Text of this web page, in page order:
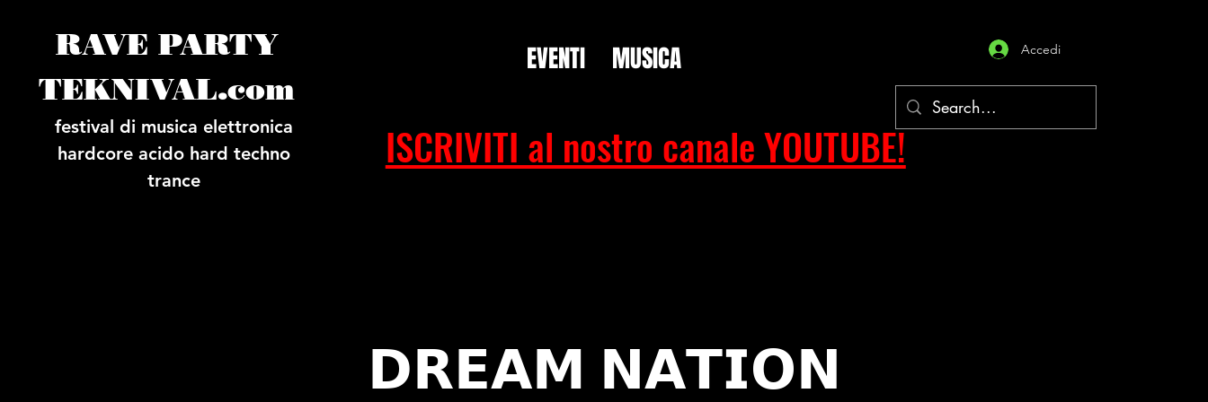
RAVE PARTY
TEKNIVAL.com
festival di musica elettronica
hardcore acido hard techno
trance
ISCRIVITI al nostro canale YOUTUBE!
Accedi
EVENTI MUSICA
𝗗𝗥𝗘𝗔𝗠 𝗡𝗔𝗧𝗜𝗢𝗡